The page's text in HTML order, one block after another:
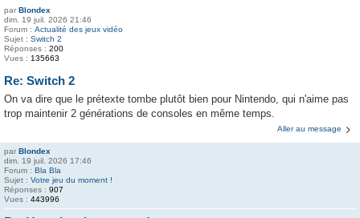
par Blondex
dim. 19 juil. 2026 21:46
Forum : Actualité des jeux vidéo
Sujet : Switch 2
Réponses : 200
Vues : 135663
Re: Switch 2
On va dire que le prétexte tombe plutôt bien pour Nintendo, qui n'aime pas
trop maintenir 2 générations de consoles en même temps.
Aller au message
par Blondex
dim. 19 juil. 2026 17:46
Forum : Bla Bla
Sujet : Votre jeu du moment !
Réponses : 907
Vues : 443996